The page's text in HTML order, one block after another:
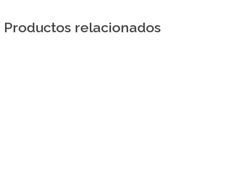
Productos relacionados